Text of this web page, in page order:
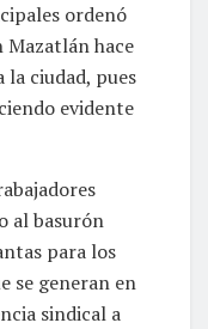
ordenó
Mazatlán hace
ciudad, pues
evidente
al basurón
para los
se generan en
sindical a